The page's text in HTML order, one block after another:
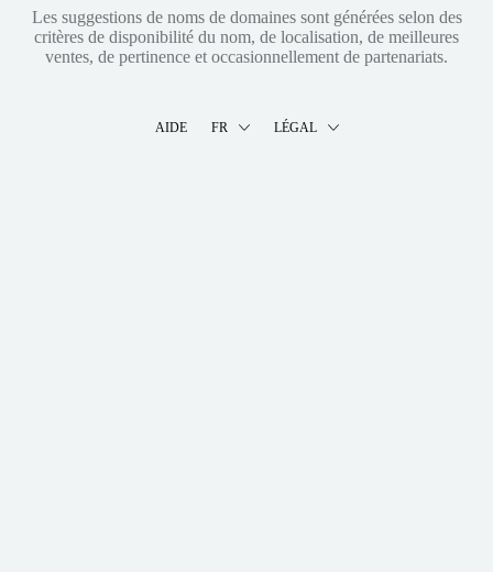
Les suggestions de noms de domaines sont générées selon des
critères de disponibilité du nom, de localisation, de meilleures
ventes, de pertinence et occasionnellement de partenariats.
AIDE FR LÉGAL